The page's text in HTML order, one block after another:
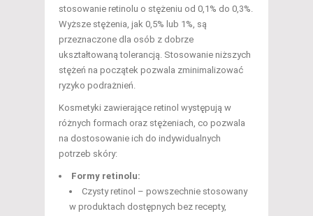
stosowanie retinolu o stężeniu od 0,1% do 0,3%.
Wyższe stężenia, jak 0,5% lub 1%, są
przeznaczone dla osób z dobrze
ukształtowaną tolerancją. Stosowanie niższych
stężeń na początek pozwala zminimalizować
ryzyko podrażnień.
Kosmetyki zawierające retinol występują w
różnych formach oraz stężeniach, co pozwala
na dostosowanie ich do indywidualnych
potrzeb skóry:
Formy retinolu:
Czysty retinol – powszechnie stosowany
w produktach dostępnych bez recepty,